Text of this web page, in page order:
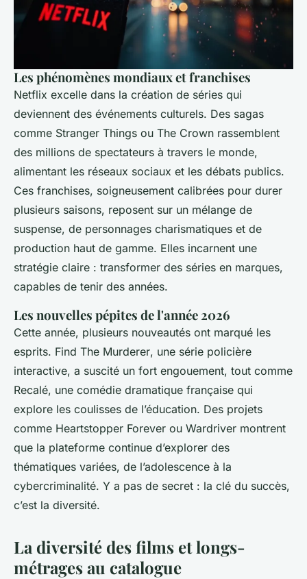
Les phénomènes mondiaux et franchises
Netflix excelle dans la création de séries qui
deviennent des événements culturels. Des sagas
comme Stranger Things ou The Crown rassemblent
des millions de spectateurs à travers le monde,
alimentant les réseaux sociaux et les débats publics.
Ces franchises, soigneusement calibrées pour durer
plusieurs saisons, reposent sur un mélange de
suspense, de personnages charismatiques et de
production haut de gamme. Elles incarnent une
stratégie claire : transformer des séries en marques,
capables de tenir des années.
Les nouvelles pépites de l'année 2026
Cette année, plusieurs nouveautés ont marqué les
esprits. Find The Murderer, une série policière
interactive, a suscité un fort engouement, tout comme
Recalé, une comédie dramatique française qui
explore les coulisses de l’éducation. Des projets
comme Heartstopper Forever ou Wardriver montrent
que la plateforme continue d’explorer des
thématiques variées, de l’adolescence à la
cybercriminalité. Y a pas de secret : la clé du succès,
c’est la diversité.
La diversité des films et longs-
métrages au catalogue